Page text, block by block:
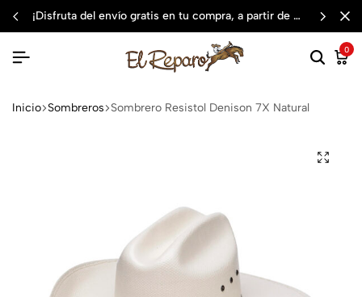
¡disfruta del envío gratis en tu compra, a partir de $3,000 mxn
0
Inicio Sombreros Sombrero Resistol Denison 7X Natural